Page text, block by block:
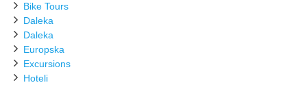
Bike Tours
Daleka
Daleka
Europska
Excursions
Hoteli